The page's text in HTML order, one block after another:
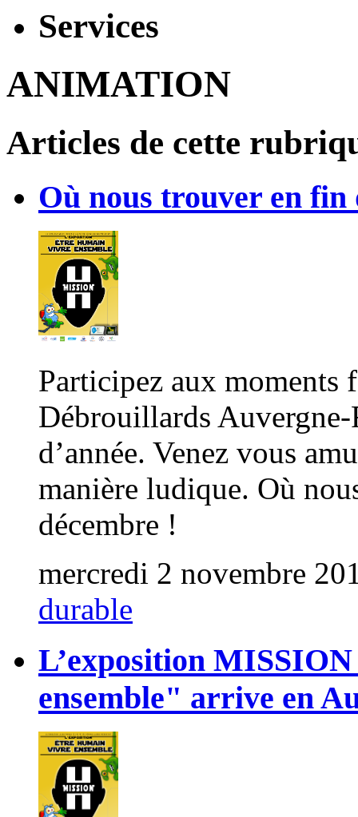
Services
ANIMATION
Articles de cette
Où nous trouver en fin
Participez aux moments
Débrouillards
d’année. Venez vous
manière ludique. Où
décembre !
mercredi 2 novembre
durable
L’exposition
ensemble" arrive en